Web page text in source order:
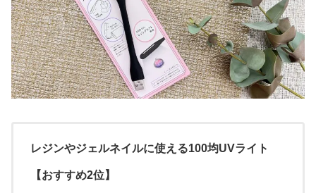
レジンやジェルネイルに使える100均UVライト
【おすすめ2位】